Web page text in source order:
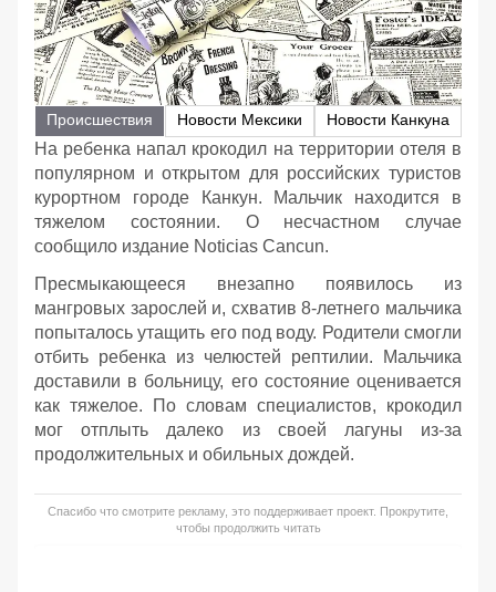
Происшествия Новости Мексики Новости Канкуна
На ребенка напал крокодил на территории отеля в
популярном и открытом для российских туристов
курортном городе Канкун. Мальчик находится в
тяжелом состоянии. О несчастном случае
сообщило издание Noticias Cancun.
Пресмыкающееся внезапно появилось из
мангровых зарослей и, схватив 8-летнего мальчика
попыталось утащить его под воду. Родители смогли
отбить ребенка из челюстей рептилии. Мальчика
доставили в больницу, его состояние оценивается
как тяжелое. По словам специалистов, крокодил
мог отплыть далеко из своей лагуны из-за
продолжительных и обильных дождей.
Спасибо что смотрите рекламу, это поддерживает проект. Прокрутите,
чтобы продолжить читать